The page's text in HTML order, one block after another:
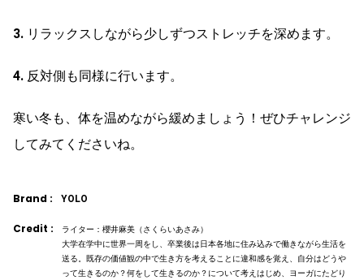
3. リラックスしながら少しずつストレッチを深めます。
4. 反対側も同様に行います。
寒い冬も、体を温めながら緩めましょう！ぜひチャレンジ
してみてくださいね。
Brand : YOLO
Credit :
ライター：櫻井麻美（さくらいあさみ）
大学在学中に世界一周をし、卒業後は日本各地に住み込みで働きながら生活を
送る。既存の価値観の中で生き方を考えることに違和感を覚え、自分はどうや
って生きるのか？何をして生きるのか？について考えはじめ、ヨーガにたどり